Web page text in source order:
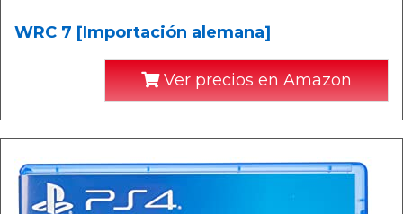
WRC 7 [Importación alemana]
Ver precios en Amazon